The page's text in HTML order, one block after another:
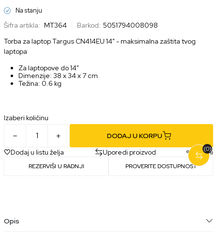
Na stanju
Šifra artikla: MT364 Barkod: 5051794008098
Torba za laptop Targus CN414EU 14" - maksimalna zaštita tvog
laptopa
Za laptopove do 14"
Dimenzije: 38 x 34 x 7 cm
Težina: 0.6 kg
Izaberi količinu
DODAJ U KORPU
Dodaj u listu želja
Uporedi proizvod Podeli
REZERVIŠI U RADNJI PROVERITE DOSTUPNOST
(0)
Opis